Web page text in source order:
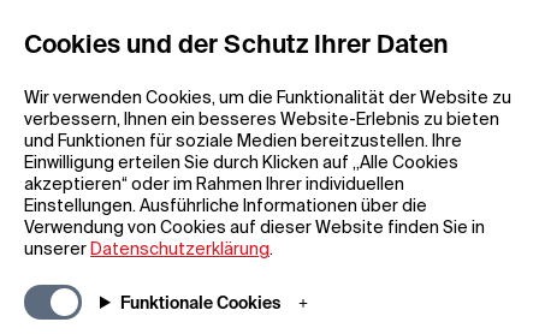
Cookies und der Schutz Ihrer Daten
Wir verwenden Cookies, um die Funktionalität der Website zu
verbessern, Ihnen ein besseres Website-Erlebnis zu bieten
und Funktionen für soziale Medien bereitzustellen. Ihre
Einwilligung erteilen Sie durch Klicken auf „Alle Cookies
akzeptieren“ oder im Rahmen Ihrer individuellen
Einstellungen. Ausführliche Informationen über die
Verwendung von Cookies auf dieser Website finden Sie in
unserer Datenschutzerklärung.
Funktionale Cookies
Allgemeine Informationen
FAQ
Allgemeine
Unternehmen
REGISTRIEREN